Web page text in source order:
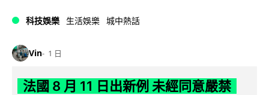
科技娛樂 生活娛樂 城中熱話
Vin 1 日
法國 8 月 11 日出新例 未經同意嚴禁